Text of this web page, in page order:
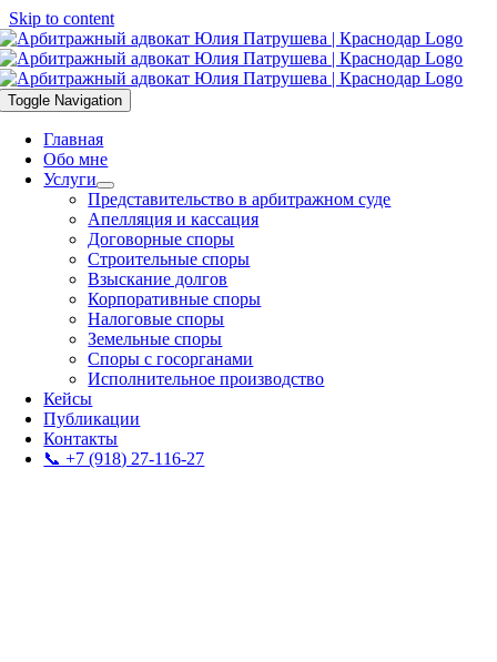
Skip to content
Toggle Navigation
Главная
Обо мне
Услуги
Представительство в арбитражном суде
Апелляция и кассация
Договорные споры
Строительные споры
Взыскание долгов
Корпоративные споры
Налоговые споры
Земельные споры
Споры с госорганами
Исполнительное производство
Кейсы
Публикации
Контакты
📞 +7 (918) 27-116-27